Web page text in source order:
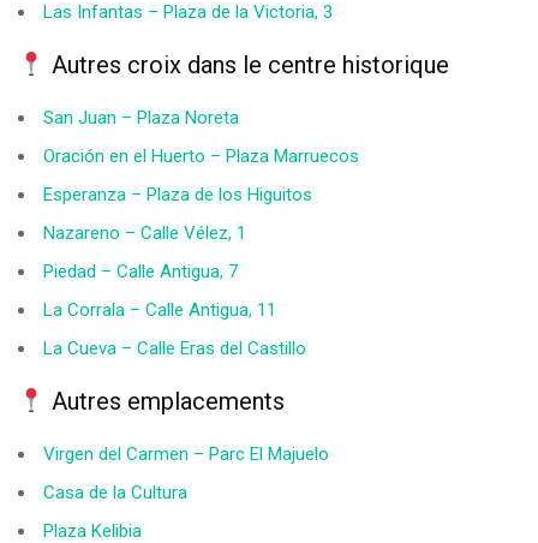
Las Infantas – Plaza de la Victoria, 3
Autres croix dans le centre historique
San Juan – Plaza Noreta
Oración en el Huerto – Plaza Marruecos
Esperanza – Plaza de los Higuitos
Nazareno – Calle Vélez, 1
Piedad – Calle Antigua, 7
La Corrala – Calle Antigua, 11
La Cueva – Calle Eras del Castillo
Autres emplacements
Virgen del Carmen – Parc El Majuelo
Casa de la Cultura
Plaza Kelibia